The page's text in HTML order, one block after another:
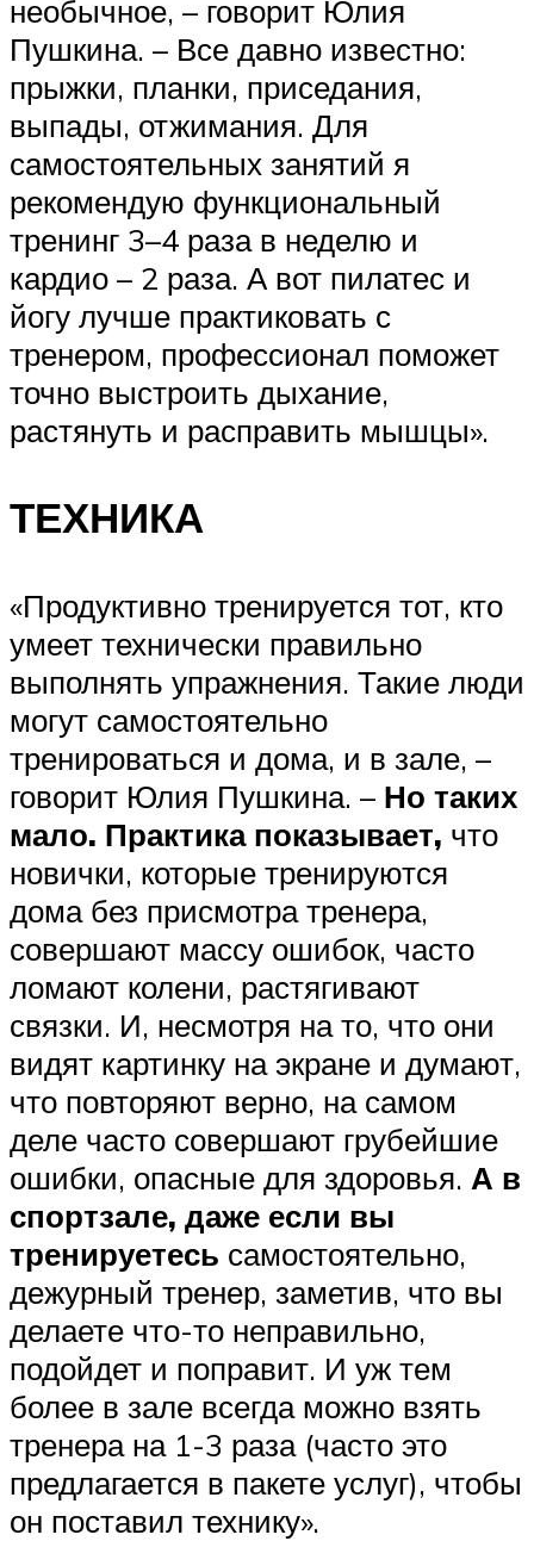
необычное, – говорит Юлия
Пушкина. – Все давно известно:
прыжки, планки, приседания,
выпады, отжимания. Для
самостоятельных занятий я
рекомендую функциональный
тренинг 3–4 раза в неделю и
кардио – 2 раза. А вот пилатес и
йогу лучше практиковать с
тренером, профессионал поможет
точно выстроить дыхание,
растянуть и расправить мышцы».
ТЕХНИКА
«Продуктивно тренируется тот, кто
умеет технически правильно
выполнять упражнения. Такие люди
могут самостоятельно
тренироваться и дома, и в зале, –
говорит Юлия Пушкина. – Но таких
мало. Практика показывает, что
новички, которые тренируются
дома без присмотра тренера,
совершают массу ошибок, часто
ломают колени, растягивают
связки. И, несмотря на то, что они
видят картинку на экране и думают,
что повторяют верно, на самом
деле часто совершают грубейшие
ошибки, опасные для здоровья. А в
спортзале, даже если вы
тренируетесь самостоятельно,
дежурный тренер, заметив, что вы
делаете что-то неправильно,
подойдет и поправит. И уж тем
более в зале всегда можно взять
тренера на 1-3 раза (часто это
предлагается в пакете услуг), чтобы
он поставил технику».